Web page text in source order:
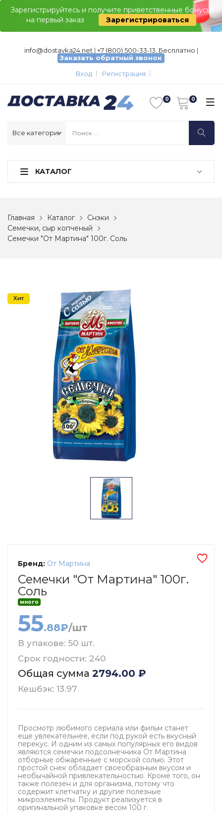
Зарегистрируйтесь и получите приветственные бонусы
на первый заказ
Зарегистрироваться
info@dostavka24.net | +7 (800) 500-33-13, Бесплатно |
Заказать обратный звонок
Вход
Регистрация
КАТАЛОГ
Главная Каталог
Снэки
Семечки, сыр копченый
Семечки "От Мартина" 100г. Соль
Хит
Бренд: От Мартина
Семечки "От Мартина" 100г.
Соль
много
55.88₽/шт
В упакове: 50 шт.
Срок годности: 240
Общая сумма 2794.00 ₽
Кешбэк: 13.97
Просмотр любимого сериала или фильм станет
еще увлекательнее, если под рукой есть вкусный
перекус. И одним из самых популярных его видов
являются семечки подсолнечника От Мартина
отборные обжаренные с морской солью. Этот
простой снек обладает своеобразным вкусом и
необычайной привлекательностью. Кроме того, он
также полезен и для организма, потому что
содержит клетчатку и другие полезные
микроэлементы. Продукт реализуется в
оригинальной упаковке весом 100 г.